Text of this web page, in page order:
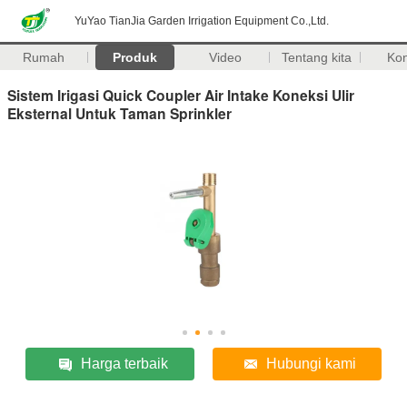
YuYao TianJia Garden Irrigation Equipment Co.,Ltd.
Rumah Produk Video Tentang kita
Sistem Irigasi Quick Coupler Air Intake Koneksi Ulir
Eksternal Untuk Taman Sprinkler
Harga terbaik Hubungi kami